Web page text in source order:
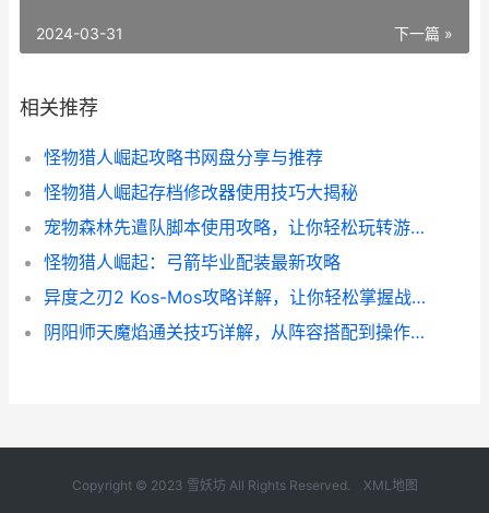
下一篇 »
2024-03-31
相关推荐
怪物猎人崛起攻略书网盘分享与推荐
怪物猎人崛起存档修改器使用技巧大揭秘
宠物森林先遣队脚本使用攻略，让你轻松玩转游戏！
怪物猎人崛起：弓箭毕业配装最新攻略
异度之刃2 Kos-Mos攻略详解，让你轻松掌握战斗技巧
阴阳师天魔焰通关技巧详解，从阵容搭配到操作心得全都有！
Copyright © 2023 雪妖坊 All Rights Reserved. XML地图